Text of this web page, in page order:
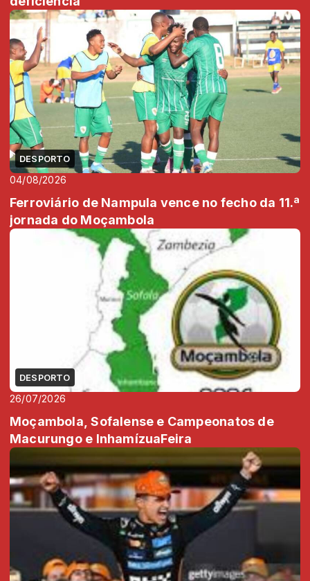
DESPORTO
04/08/2026
Ferroviário de Nampula vence no fecho da 11.ª
jornada do Moçambola
DESPORTO
26/07/2026
Moçambola, Sofalense e Campeonatos de
Macurungo e InhamízuaFeira